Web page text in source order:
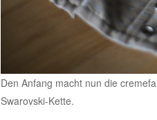
Den Anfang macht nun die
Swarovski-Kette.